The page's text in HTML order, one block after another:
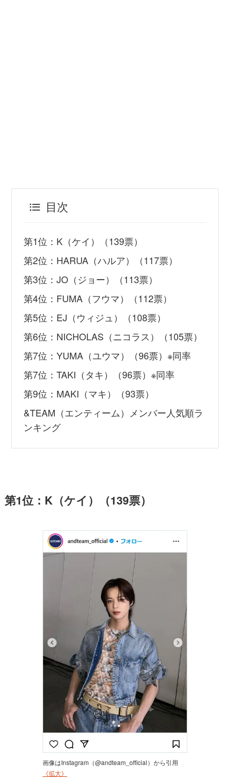
目次
第1位：K（ケイ）（139票）
第2位：HARUA（ハルア）（117票）
第3位：JO（ジョー）（113票）
第4位：FUMA（フウマ）（112票）
第5位：EJ（ウィジュ）（108票）
第6位：NICHOLAS（ニコラス）（105票）
第7位：YUMA（ユウマ）（96票）※同率
第7位：TAKI（タキ）（96票）※同率
第9位：MAKI（マキ）（93票）
&TEAM（エンティーム）メンバー人気順ラ
ンキング
第1位：K（ケイ）（139票）
画像はInstagram（@andteam_official）から引用
《拡大》